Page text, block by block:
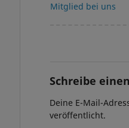
Mitglied bei uns
Schreibe
Deine E-Mail-
veröffentlicht.